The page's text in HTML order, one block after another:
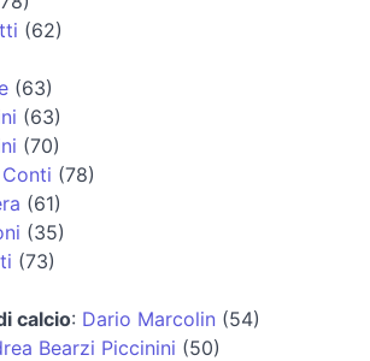
(62)
(63)
(63)
(70)
(78)
(61)
(35)
(73)
calcio: Dario Marcolin (54)
Bearzi Piccinini (50)